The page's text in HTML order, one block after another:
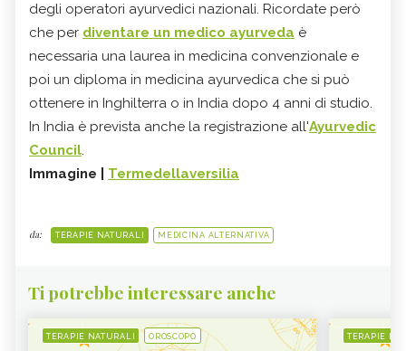
degli operatori ayurvedici nazionali. Ricordate però
che per diventare un medico ayurveda è
necessaria una laurea in medicina convenzionale e
poi un diploma in medicina ayurvedica che si può
ottenere in Inghilterra o in India dopo 4 anni di studio.
In India è prevista anche la registrazione all'Ayurvedic
Council.
Immagine | Termedellaversilia
da: TERAPIE NATURALI MEDICINA ALTERNATIVA
Ti potrebbe interessare anche
TERAPIE NATURALI OROSCOPO TERAPIE